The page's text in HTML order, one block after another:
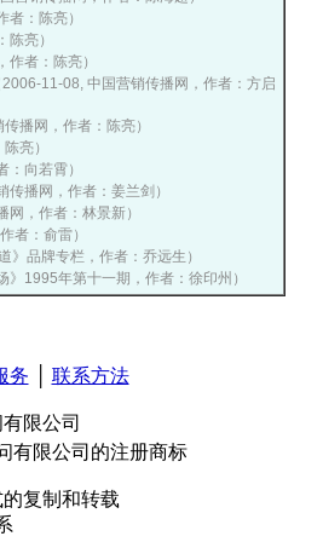
者：陈亮）
陈亮）
作者：陈亮）
2006-11-08, 中国营销传播网，作者：方启
播网，作者：陈亮）
亮）
：向若霄）
传播网，作者：姜兰剑）
网，作者：林景新）
者：俞雷）
》品牌专栏，作者：乔远生）
》1995年第十一期，作者：徐印州）
务 联系方法
限公司
有限公司的注册商标
复制和转载